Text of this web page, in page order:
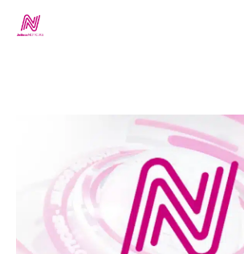
TV en Vivo
Jalisco Noticias
Programación